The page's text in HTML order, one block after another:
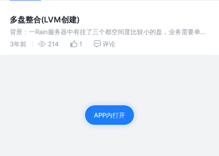
多盘整合(LVM创建)
背景：一Rain服务器中有挂了三个都空间度比较小的盘，业务需要单个
盘空间不满足因此进行整合 原图： 方案：做lvm挂载 pvcreate
3年前 214 1 评论
APP内打开